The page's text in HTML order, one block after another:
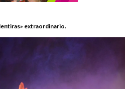
extraordinario.